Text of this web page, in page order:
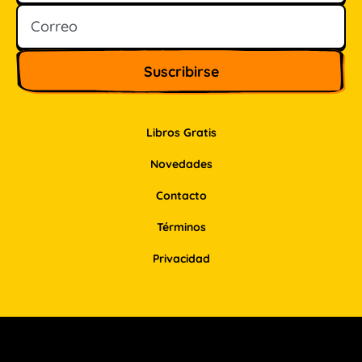
Libros Gratis
Novedades
Contacto
Términos
Privacidad